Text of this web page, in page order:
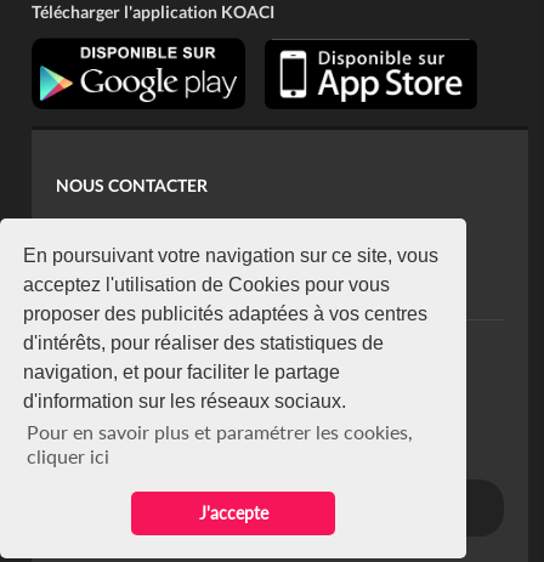
En poursuivant votre navigation sur ce site, vous
acceptez l'utilisation de Cookies pour vous
proposer des publicités adaptées à vos centres
d'intérêts, pour réaliser des statistiques de
navigation, et pour faciliter le partage
d'information sur les réseaux sociaux.
Pour en savoir plus et paramétrer les cookies,
cliquer ici
J'accepte
Télécharger l'application KOACI
NOUS CONTACTER
koaci@yahoo.fr
+225 07 08 85 52 93
NEWSLETTER
Restez connecté via notre newsletter
S'abonner
Se désabonner